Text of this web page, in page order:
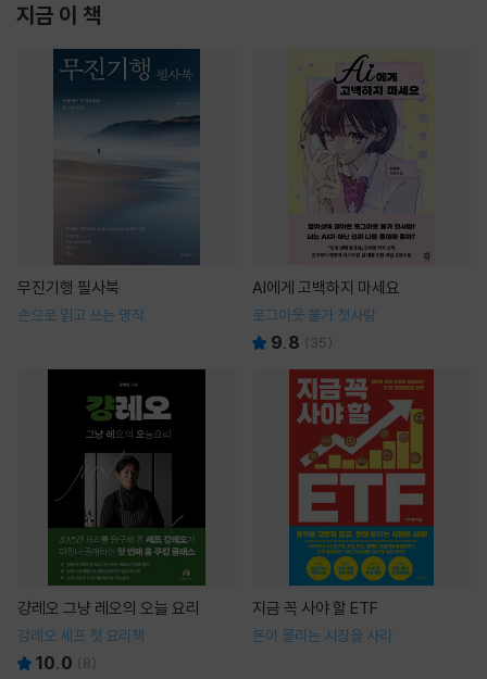
지금 이 책
무진기행 필사북
손으로 읽고 쓰는 명작
AI에게 고백하지 마세요
로그아웃 불가 첫사랑
9.8 ( 35)
걍레오 그냥 레오의 오늘 요리
강레오 셰프 첫 요리책
10.0 (8)
지금 꼭 사야 할 ETF
돈이 몰리는 시장을 사라